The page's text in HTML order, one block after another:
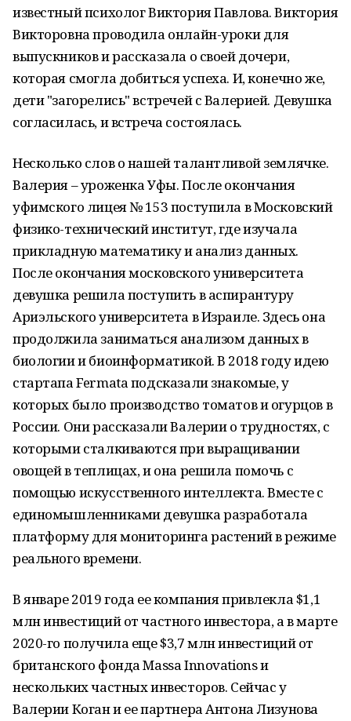
известный психолог Виктория Павлова. Виктория
Викторовна проводила онлайн-уроки для
выпускников и рассказала о своей дочери,
которая смогла добиться успеха. И, конечно же,
дети "загорелись" встречей с Валерией. Девушка
согласилась, и встреча состоялась.
Несколько слов о нашей талантливой землячке.
Валерия – уроженка Уфы. После окончания
уфимского лицея № 153 поступила в Московский
физико-технический институт, где изучала
прикладную математику и анализ данных.
После окончания московского университета
девушка решила поступить в аспирантуру
Ариэльского университета в Израиле. Здесь она
продолжила заниматься анализом данных в
биологии и биоинформатикой. В 2018 году идею
стартапа Fermata подсказали знакомые, у
которых было производство томатов и огурцов в
России. Они рассказали Валерии о трудностях, с
которыми сталкиваются при выращивании
овощей в теплицах, и она решила помочь с
помощью искусственного интеллекта. Вместе с
единомышленниками девушка разработала
платформу для мониторинга растений в режиме
реального времени.
В январе 2019 года ее компания привлекла $1,1
млн инвестиций от частного инвестора, а в марте
2020-го получила еще $3,7 млн инвестиций от
британского фонда Massa Innovations и
нескольких частных инвесторов. Сейчас у
Валерии Коган и ее партнера Антона Лизунова